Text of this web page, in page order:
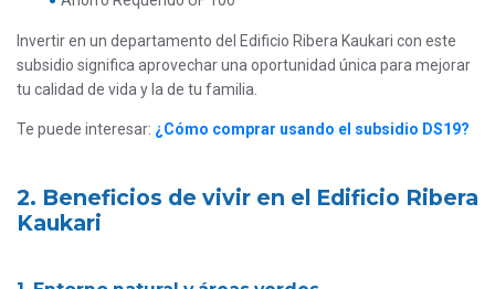
Invertir en un departamento del Edificio Ribera Kaukari con este
subsidio significa aprovechar una oportunidad única para mejorar
tu calidad de vida y la de tu familia.
Te puede interesar: ¿Cómo comprar usando el subsidio DS19?
2. Beneficios de vivir en el Edificio Ribera
Kaukari